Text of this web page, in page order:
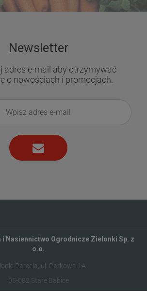
Newsletter
adres e-mail aby otrzymywać
o nowościach i promocjach.
i Nasiennictwo Ogrodnicze Zielonki Sp. z
o.o.
Parcela, ul. Parkowa 1A
05-082 Stare Babice